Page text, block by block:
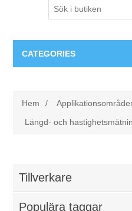
CATEGORIES
Felsökning
Kvalitetsdokumentation
Produkter
Hem /
Längd- och
Tillverkare
Populära taggar